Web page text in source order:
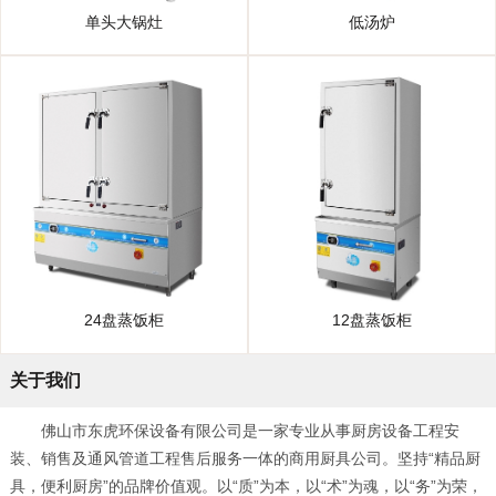
单头大锅灶 低汤炉
24盘蒸饭柜 12盘蒸饭柜
关于我们
佛山市东虎环保设备有限公司是一家专业从事厨房设备工程安
装、销售及通风管道工程售后服务一体的商用厨具公司。坚持“精品厨
具，便利厨房”的品牌价值观。以“质”为本，以“术”为魂，以“务”为荣，